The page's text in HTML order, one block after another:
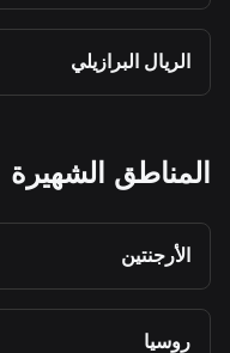
الريال البرازيلي
المناطق الشهيرة
الأرجنتين
روسيا